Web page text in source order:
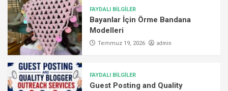
FAYDALI BİLGİLER
Bayanlar İçin Örme Bandana
Modelleri
Temmuz 19, 2026 admin
FAYDALI BİLGİLER
Guest Posting and Quality